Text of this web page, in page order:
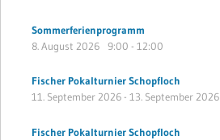
Sommerferienprogramm
8. August 2026 9:00 - 12:00
Fischer Pokalturnier Schopfloch
11. September 2026- 13. September 2026
Fischer Pokalturnier Schopfloch